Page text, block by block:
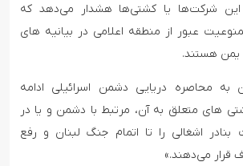
شرکت‌ها یا کشتی‌ها هشدار می‌دهد که
عبور از منطقه اعلامی در بیانیه های
یمن هستند.
به محاصره دریایی دشمن اسرائیلی ادامه
های متعلق به آن، مرتبط با دشمن و یا در
اشغالی را تا اتمام جنگ لبنان و رفع
قرار می‌دهند.»